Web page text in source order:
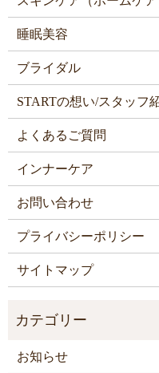
睡眠美容
ブライダル
STARTの想い/スタッフ
よくあるご質問
インナーケア
お問い合わせ
プライバシーポリシー
サイトマップ
お知らせ